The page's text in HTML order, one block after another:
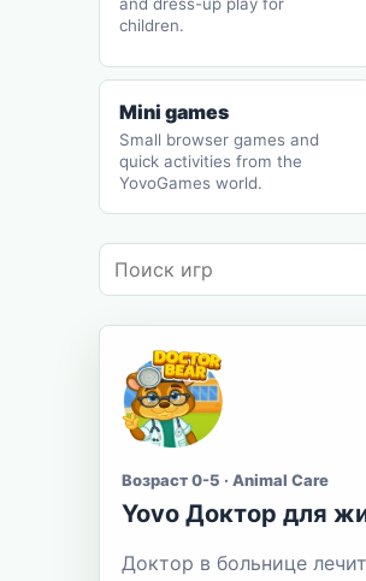
children.
Mini games
Small browser games and
quick activities from the
YovoGames world.
Возраст 0-5 · Animal Care
Yovo Доктор для
Доктор в больнице